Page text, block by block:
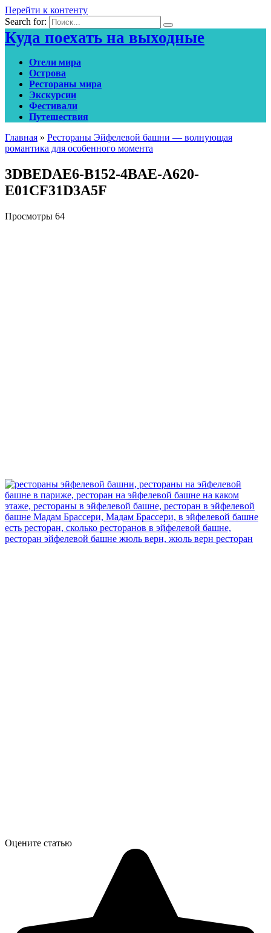
Перейти к контенту
Search for:
Куда поехать на выходные
Отели мира
Острова
Рестораны мира
Экскурсии
Фестивали
Путешествия
Главная » Рестораны Эйфелевой башни — волнующая
романтика для особенного момента
3DBEDAE6-B152-4BAE-A620-
E01CF31D3A5F
Просмотры 64
Оцените статью